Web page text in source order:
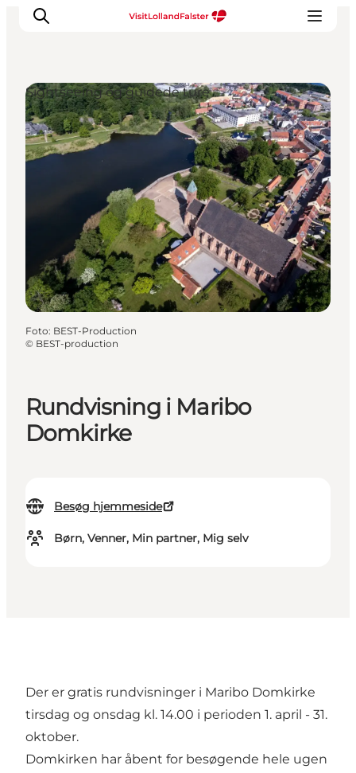
Oplevelser
I naturen
Gastronomi
Planlæg din ferie
Rundvisning i Maribo
Domkirke
Besøg hjemmeside
Børn, Venner, Min partner, Mig selv
Sightseeing og guidede ture
Foto: BEST-Production
© BEST-production
Der er gratis rundvisninger i Maribo Domkirke
tirsdag og onsdag kl. 14.00 i perioden 1. april - 31.
oktober.
Domkirken har åbent for besøgende hele ugen